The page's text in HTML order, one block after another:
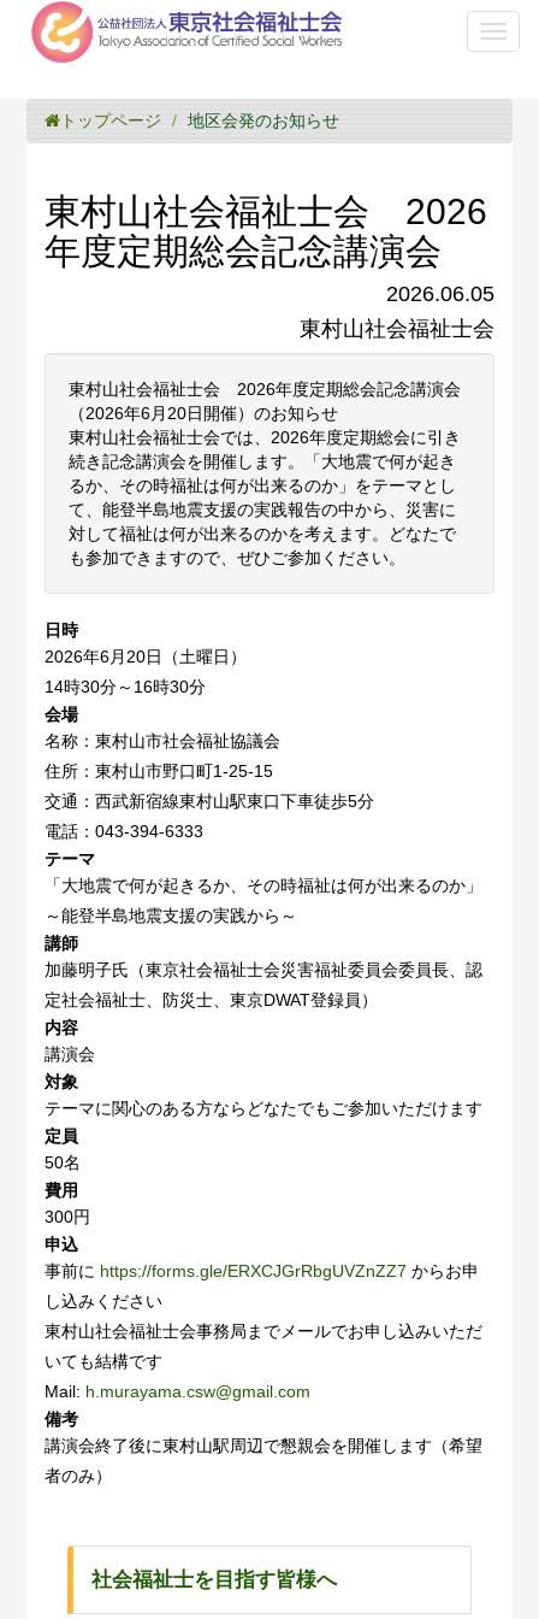
トップページ 地区会発のお知らせ
東村山社会福祉士会 2026
年度定期総会記念講演会
2026.06.05
東村山社会福祉士会
東村山社会福祉士会 2026年度定期総会記念講演会
（2026年6月20日開催）のお知らせ
東村山社会福祉士会では、2026年度定期総会に引き
続き記念講演会を開催します。「大地震で何が起き
るか、その時福祉は何が出来るのか」をテーマとし
て、能登半島地震支援の実践報告の中から、災害に
対して福祉は何が出来るのかを考えます。どなたで
も参加できますので、ぜひご参加ください。
日時
2026年6月20日（土曜日）
14時30分～16時30分
会場
名称：東村山市社会福祉協議会
住所：東村山市野口町1-25-15
交通：西武新宿線東村山駅東口下車徒歩5分
電話：043-394-6333
テーマ
「大地震で何が起きるか、その時福祉は何が出来るのか」
～能登半島地震支援の実践から～
講師
加藤明子氏（東京社会福祉士会災害福祉委員会委員長、認
定社会福祉士、防災士、東京DWAT登録員）
内容
講演会
対象
テーマに関心のある方ならどなたでもご参加いただけます
定員
50名
費用
300円
申込
事前に https://forms.gle/ERXCJGrRbgUVZnZZ7 からお申
し込みください
東村山社会福祉士会事務局までメールでお申し込みいただ
いても結構です
Mail: h.murayama.csw@gmail.com
備考
講演会終了後に東村山駅周辺で懇親会を開催します（希望
者のみ）
社会福祉士を目指す皆様へ